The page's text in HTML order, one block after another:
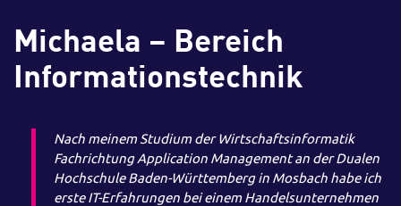
Michaela – Bereich
Informationstechnik
Nach meinem Studium der Wirtschaftsinformatik
Fachrichtung Application Management an der Dualen
Hochschule Baden-Württemberg in Mosbach habe ich
erste IT-Erfahrungen bei einem Handelsunternehmen